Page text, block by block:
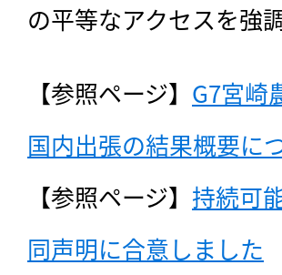
の平等なアクセスを強
【参照ページ】 G7宮崎
国内出張の結果概要に
【参照ページ】 持続可
同声明に合意しました